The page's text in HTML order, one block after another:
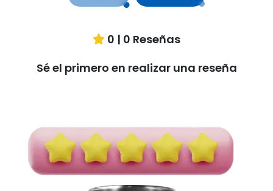
0 | 0 Reseñas
Sé el primero en realizar una reseña